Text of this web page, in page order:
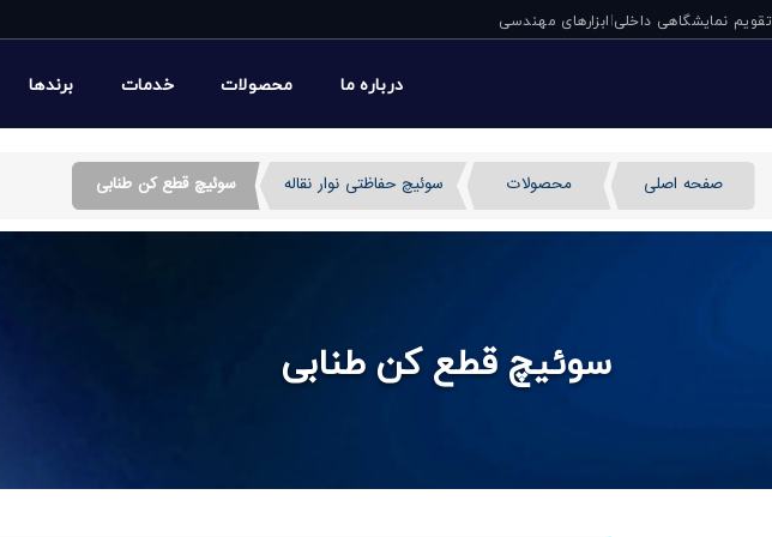
تقویم نمایشگاهی داخلی|ابزارهای مهندسی
درباره ما محصولات خدمات برندها
صفحه اصلی محصولات سوئیچ حفاظتی نوار نقاله سوئیچ قطع کن طنابی
سوئیچ قطع کن طنابی